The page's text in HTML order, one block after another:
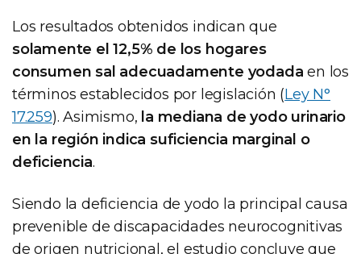
Los resultados obtenidos indican que
solamente el 12,5% de los hogares
consumen sal adecuadamente yodada en los
términos establecidos por legislación (Ley N°
17.259). Asimismo, la mediana de yodo urinario
en la región indica suficiencia marginal o
deficiencia.
Siendo la deficiencia de yodo la principal causa
prevenible de discapacidades neurocognitivas
de origen nutricional, el estudio concluye que